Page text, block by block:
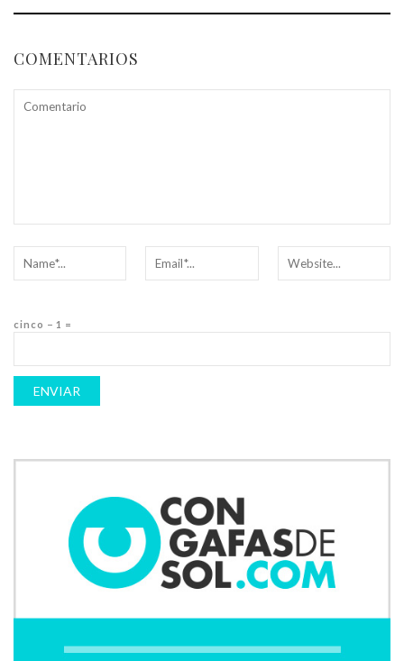
COMENTARIOS
cinco − 1 =